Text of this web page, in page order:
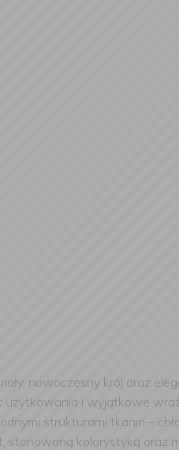
nowoczesny krój oraz
i wyjątkowe
strukturami tkanin –
kolorystyką oraz